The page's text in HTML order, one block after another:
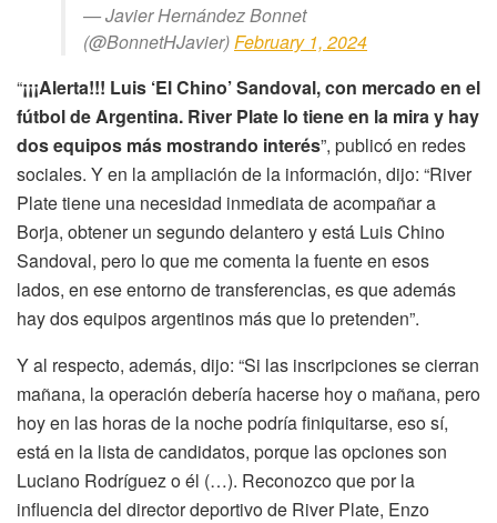
— Javier Hernández Bonnet
(@BonnetHJavier)February 1, 2024
“¡¡¡Alerta!!! Luis ‘El Chino’ Sandoval, con mercado en el
fútbol de Argentina. River Plate lo tiene en la mira y hay
dos equipos más mostrando interés”, publicó en redes
sociales. Y en la ampliación de la información, dijo: “River
Plate tiene una necesidad inmediata de acompañar a
Borja, obtener un segundo delantero y está Luis Chino
Sandoval, pero lo que me comenta la fuente en esos
lados, en ese entorno de transferencias, es que además
hay dos equipos argentinos más que lo pretenden”.
Y al respecto, además, dijo: “Si las inscripciones se cierran
mañana, la operación debería hacerse hoy o mañana, pero
hoy en las horas de la noche podría finiquitarse, eso sí,
está en la lista de candidatos, porque las opciones son
Luciano Rodríguez o él (…). Reconozco que por la
influencia del director deportivo de River Plate, Enzo